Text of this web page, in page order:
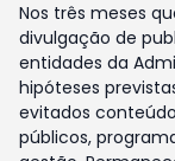
Nos três meses
divulgação de
entidades da
hipóteses
evitados
públicos,